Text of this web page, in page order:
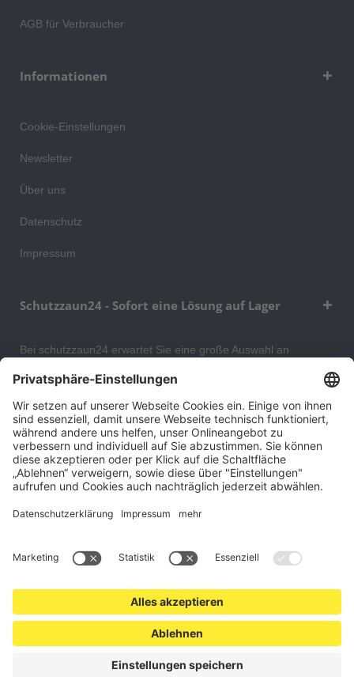
AGB für Verbraucher
Informationen
Cookie-Einstellungen
Newsletter
Über uns
Datenschutz
Impressum
Schutzzaun24 - Sofort eine Lösung auf Lager
Bei schutzzaun24 erwartet Sie eine große Auswahl an
auch Ihr Wohngebäude optimal organisieren und sichern
können. An unserem Versandlager bevorraten wir ein großes
Sortiment von Lagerartikeln, welche innerhalb von 48 Stunden
versandbereit sind.
Cookie-Einstellungen Über uns
© 2026 schutzzaun24.at